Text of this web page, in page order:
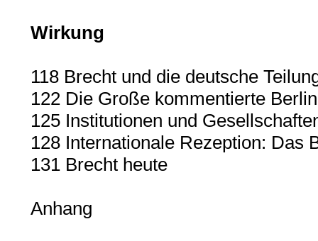
Wirkung
118 Brecht und die deutsche
122 Die Große kommentierte
125 Institutionen und
128 Internationale Rezeption: Das
131 Brecht heute
Anhang